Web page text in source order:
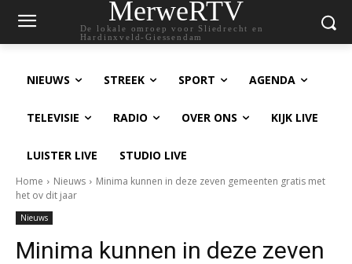
MerweRTV
De lokale omroep voor Sliedrecht en
Hardinxveld-Giessendam
NIEUWS STREEK SPORT AGENDA
TELEVISIE RADIO OVER ONS KIJK LIVE
LUISTER LIVE STUDIO LIVE
Home Nieuws
Minima kunnen in deze zeven gemeenten gratis met
het ov dit jaar
Nieuws
Minima kunnen in deze zeven